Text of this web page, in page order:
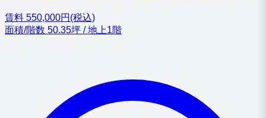
賃料 550,000円(税込)
面積/階数 50.35坪 / 地上1階